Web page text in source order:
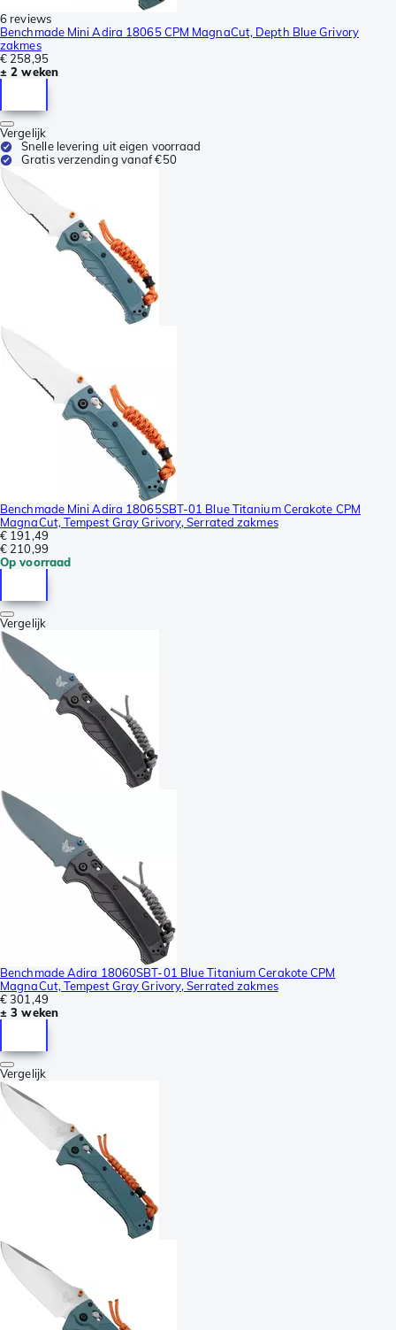
6 reviews
Benchmade Mini Adira 18065 CPM MagnaCut, Depth Blue Grivory
zakmes
€ 258,95
± 2 weken
Vergelijk
Snelle levering uit eigen voorraad
Gratis verzending vanaf €50
Benchmade Mini Adira 18065SBT-01 Blue Titanium Cerakote CPM
MagnaCut, Tempest Gray Grivory, Serrated zakmes
€ 191,49
€ 210,99
Op voorraad
Vergelijk
Benchmade Adira 18060SBT-01 Blue Titanium Cerakote CPM
MagnaCut, Tempest Gray Grivory, Serrated zakmes
€ 301,49
± 3 weken
Vergelijk